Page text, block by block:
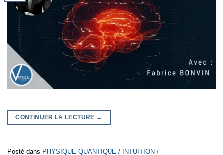
CONTINUER LA LECTURE →
Posté dans PHYSIQUE QUANTIQUE / INTUITION /